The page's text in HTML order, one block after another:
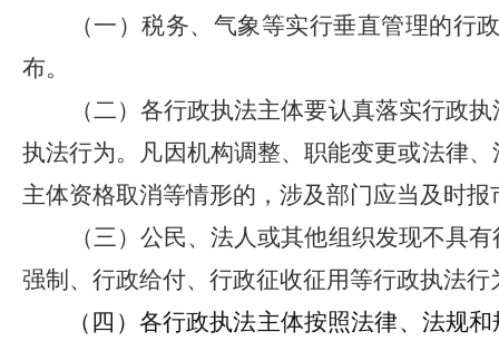
（一）税务、气象等实行垂直管理的
布。
（二）各行政执法主体要认真落实行政
执法行为。凡因机构调整、职能变更或法律
主体资格取消等情形的，涉及部门应当及时
（三）公民、法人或其他组织发现不具
强制、行政给付、行政征收征用等行政执法
（四）各行政执法主体按照法律、法规